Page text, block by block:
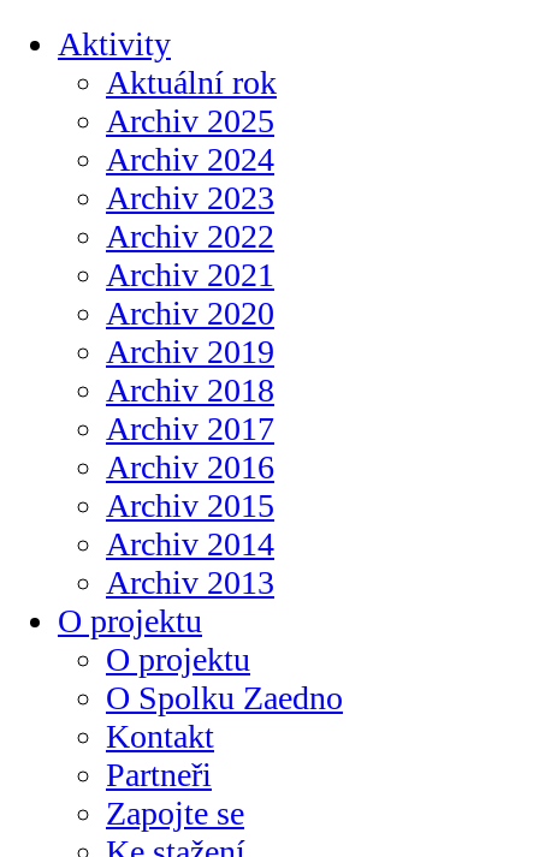
Aktivity
Aktuální rok
Archiv 2025
Archiv 2024
Archiv 2023
Archiv 2022
Archiv 2021
Archiv 2020
Archiv 2019
Archiv 2018
Archiv 2017
Archiv 2016
Archiv 2015
Archiv 2014
Archiv 2013
O projektu
O projektu
O Spolku Zaedno
Kontakt
Partneři
Zapojte se